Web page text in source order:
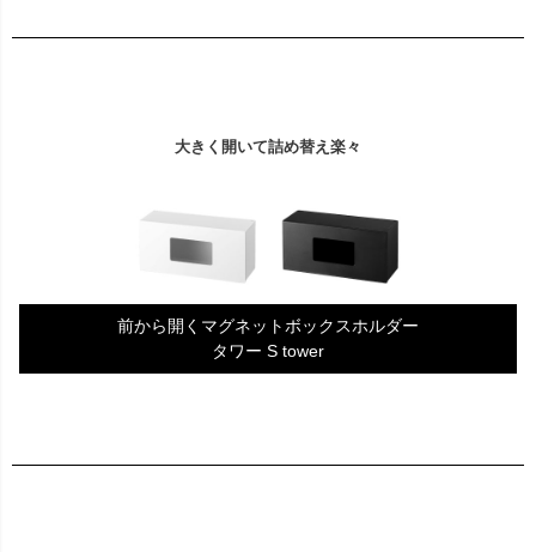
大きく開いて詰め替え楽々
前から開くマグネットボックスホルダー
タワー S tower